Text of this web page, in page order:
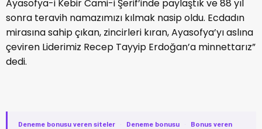
Ayasofya-i Kebir Cami-i Şerif’inde paylaştık ve 88 yıl
sonra teravih namazımızı kılmak nasip oldu. Ecdadın
mirasına sahip çıkan, zincirleri kıran, Ayasofya’yı aslına
çeviren Liderimiz Recep Tayyip Erdoğan’a minnettarız”
dedi.
Deneme bonusu veren siteler · Deneme bonusu ·
Bonus veren